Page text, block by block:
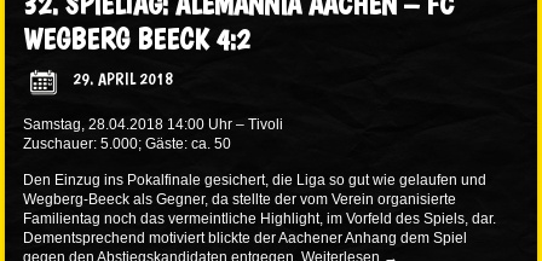
WEGBERG BEECK 4:2
29. APRIL 2018
Samstag, 28.04.2018 14:00 Uhr – Tivoli
Zuschauer: 5.000; Gäste: ca. 50
Den Einzug ins Pokalfinale gesichert, die Liga so gut wie gelaufen und
Wegberg-Beeck als Gegner, da stellte der vom Verein organisierte
Familientag noch das vermeintliche Highlight, im Vorfeld des Spiels, dar.
Dementsprechend motiviert blickte der Aachener Anhang dem Spiel